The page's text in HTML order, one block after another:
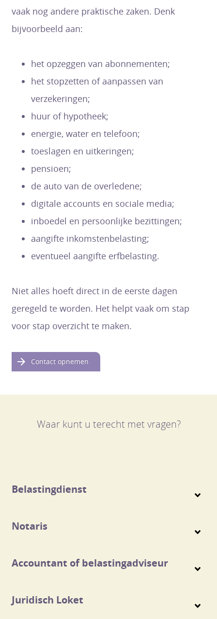
vaak nog andere praktische zaken. Denk
bijvoorbeeld aan:
het opzeggen van abonnementen;
het stopzetten of aanpassen van
verzekeringen;
huur of hypotheek;
energie, water en telefoon;
toeslagen en uitkeringen;
pensioen;
de auto van de overledene;
digitale accounts en sociale media;
inboedel en persoonlijke bezittingen;
aangifte inkomstenbelasting;
eventueel aangifte erfbelasting.
Niet alles hoeft direct in de eerste dagen
geregeld te worden. Het helpt vaak om stap
voor stap overzicht te maken.
Contact opnemen
Waar kunt u terecht met vragen?
Belastingdienst
Notaris
Accountant of belastingadviseur
Juridisch Loket